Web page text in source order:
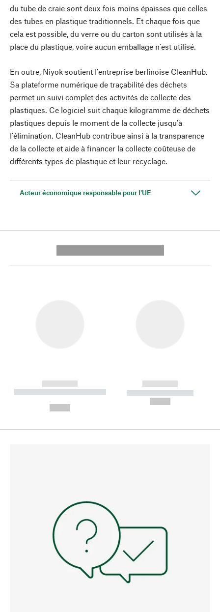
du tube de craie sont deux fois moins épaisses que celles
des tubes en plastique traditionnels. Et chaque fois que
cela est possible, du verre ou du carton sont utilisés à la
place du plastique, voire aucun emballage n'est utilisé.
En outre, Niyok soutient l'entreprise berlinoise CleanHub.
Sa plateforme numérique de traçabilité des déchets
permet un suivi complet des activités de collecte des
plastiques. Ce logiciel suit chaque kilogramme de déchets
plastiques depuis le moment de la collecte jusqu'à
l'élimination. CleanHub contribue ainsi à la transparence
de la collecte et aide à financer la collecte coûteuse de
différents types de plastique et leur recyclage.
Acteur économique responsable pour l'UE
------------
----------- ----------- --------
------------
----------- -----------